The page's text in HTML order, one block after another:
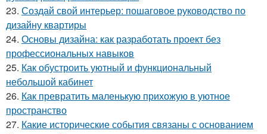
23. Создай свой интерьер: пошаговое руководство по
дизайну квартиры
24. Основы дизайна: как разработать проект без
профессиональных навыков
25. Как обустроить уютный и функциональный
небольшой кабинет
26. Как превратить маленькую прихожую в уютное
пространство
27. Какие исторические события связаны с основанием